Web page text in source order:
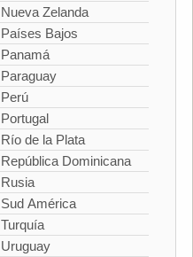
Nueva Zelanda
Países Bajos
Panamá
Paraguay
Perú
Portugal
Río de la Plata
República Dominicana
Rusia
Sud América
Turquía
Uruguay